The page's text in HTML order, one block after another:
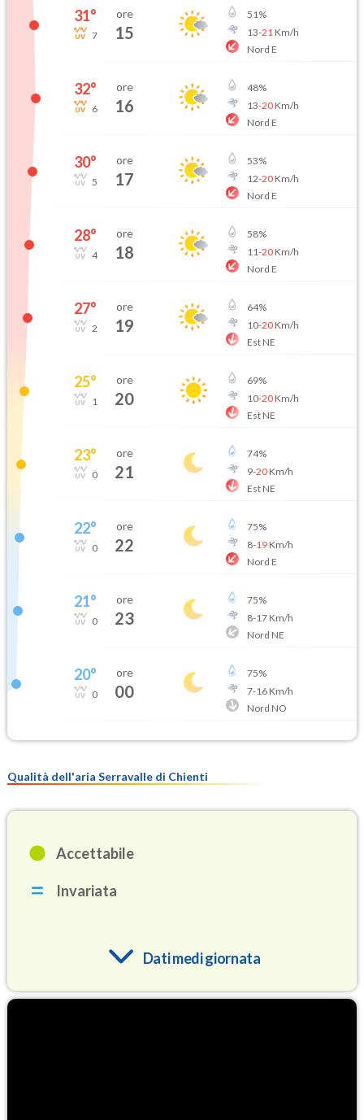
31°
7
ore
15
51%
13-21 Km/h
Nord E
32°
6
ore
16
48%
13-20Km/h
Nord E
30°
5
ore
17
53%
12-20Km/h
Nord E
28°
4
ore
18
58%
11-20Km/h
Nord E
27°
2
ore
19
64%
10-20Km/h
Est NE
25°
1
ore
20
69%
10-20Km/h
Est NE
23°
0
ore
21
74%
9-20Km/h
Est NE
22°
0
ore
22
75%
8-19Km/h
Nord E
21°
0
ore
23
75%
8-17Km/h
Nord NE
20°
0
ore
00
75%
7-16Km/h
Nord NO
Qualità dell'aria Serravalle di Chienti
Accettabile
Invariata
Dati medi giornata